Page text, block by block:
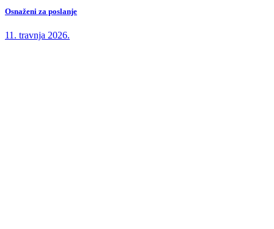
Osnaženi za poslanje
11. travnja 2026.